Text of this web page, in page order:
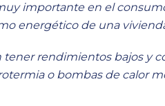
importante en el
energético de una
rendimientos bajos y
o bombas de calor